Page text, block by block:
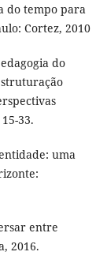
do tempo para
Cortez, 2010
do
33.
uma
entre
2016.